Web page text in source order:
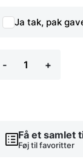
Ja tak, pak
- +
Få et samlet
Føj til favoritter